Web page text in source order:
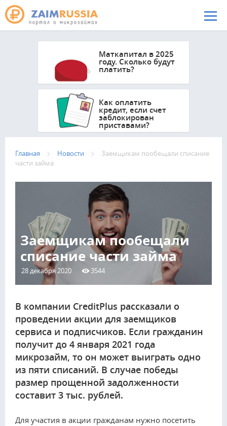
Перейти к основному содержанию
Маткапитал в 2025
году. Сколько будут
платить?
Как оплатить
кредит, если счет
заблокирован
приставами?
Главная Новости
Заемщикам пообещали списание
части займа
Заемщикам пообещали
списание части займа
28 декабря 2020 3544
В компании CreditPlus рассказали о
проведении акции для заемщиков
сервиса и подписчиков. Если гражданин
получит до 4 января 2021 года
микрозайм, то он может выиграть одно
из пяти списаний. В случае победы
размер прощенной задолженности
составит 3 тыс. рублей.
Для участия в акции гражданам нужно посетить